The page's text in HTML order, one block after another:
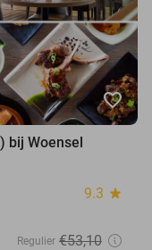
favorite_border
bij Woensel
9.3 star
Regulier €53,10